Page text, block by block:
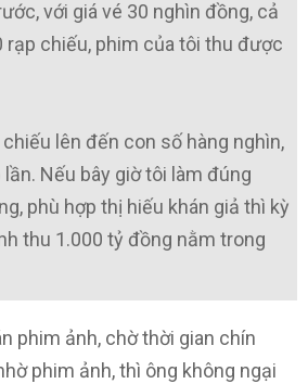
với giá vé 30 nghìn đồng, cả
rạp chiếu, phim của tôi thu được
lên đến con số hàng nghìn,
Nếu bây giờ tôi làm đúng
phù hợp thị hiếu khán giả thì kỳ
thu 1.000 tỷ đồng nằm trong
phim ảnh, chờ thời gian chín
phim ảnh, thì ông không ngại